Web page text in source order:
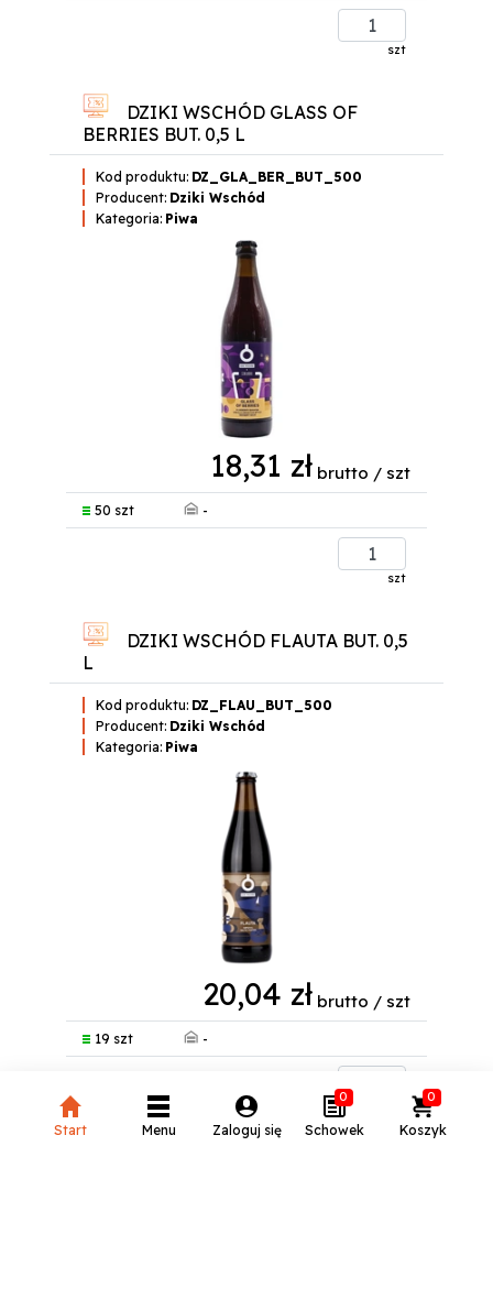
szt
DZIKI WSCHÓD GLASS OF
BERRIES BUT. 0,5 L
Kod produktu: DZ_GLA_BER_BUT_500
Producent: Dziki Wschód
Kategoria: Piwa
18,31 zł brutto / szt
50 szt -
szt
DZIKI WSCHÓD FLAUTA BUT. 0,5
L
Kod produktu: DZ_FLAU_BUT_500
Producent: Dziki Wschód
Kategoria: Piwa
20,04 zł brutto / szt
19 szt -
Start Menu
0
Koszyk
0
Schowek
Zaloguj się